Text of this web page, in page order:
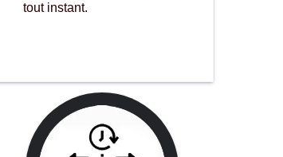
tout instant.